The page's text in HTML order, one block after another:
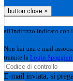
button close ×
all'indirizzo indicato con
Non hai una e-mail
tramite la Login Spaggiari
E-mail inviata, si